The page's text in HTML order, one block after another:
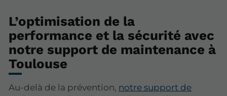
L’optimisation de la
performance et la sécurité avec
notre support de maintenance à
Toulouse
Au-delà de la prévention, notre support de